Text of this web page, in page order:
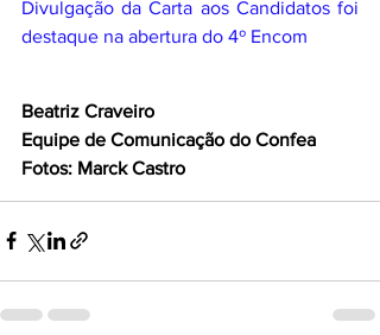
Divulgação da Carta aos Candidatos foi
destaque na abertura do 4º Encom
Beatriz Craveiro
Equipe de Comunicação do Confea
Fotos: Marck Castro